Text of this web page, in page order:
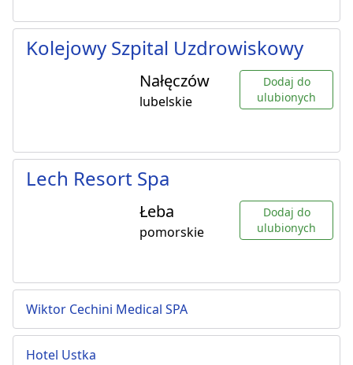
Kolejowy Szpital Uzdrowiskowy
Nałęczów
lubelskie
Dodaj do
ulubionych
Lech Resort Spa
Łeba
pomorskie
Dodaj do
ulubionych
Wiktor Cechini Medical SPA
Hotel Ustka